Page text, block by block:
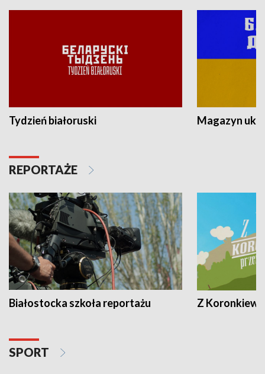
Tydzień białoruski Magazyn
REPORTAŻE
Białostocka szkoła reportażu Z
SPORT